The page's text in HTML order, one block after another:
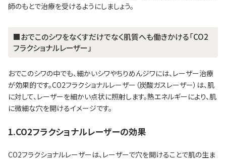
師のもとで治療を受けるようにしましょう。
■おでこのシワをなくすだけでなく肌質へも働きかける「CO2
フラクショナルレーザー」
おでこのシワの中でも、細かいシワやちりめんジワには、レーザー治療
が効果的です。CO2フラクショナルレーザー（炭酸ガスレーザー）は、肌
に対して、レーザーを細かい点状に照射します。熱エネルギーにより、肌
に微細な穴を開けるイメージです。
1.CO2フラクショナルレーザーの効果
CO2フラクショナルレーザーは、レーザーで穴を開けることで肌の生ま